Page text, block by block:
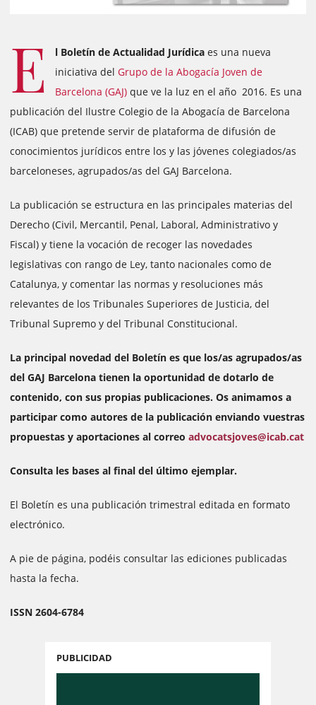
E l Boletín de Actualidad Jurídica es una nueva
iniciativa del Grupo de la Abogacía Joven de
Barcelona (GAJ) que ve la luz en el año 2016. Es una
publicación del Ilustre Colegio de la Abogacía de Barcelona
(ICAB) que pretende servir de plataforma de difusión de
conocimientos jurídicos entre los y las jóvenes colegiados/as
barceloneses, agrupados/as del GAJ Barcelona.
La publicación se estructura en las principales materias del
Derecho (Civil, Mercantil, Penal, Laboral, Administrativo y
Fiscal) y tiene la vocación de recoger las novedades
legislativas con rango de Ley, tanto nacionales como de
Catalunya, y comentar las normas y resoluciones más
relevantes de los Tribunales Superiores de Justicia, del
Tribunal Supremo y del Tribunal Constitucional.
La principal novedad del Boletín es que los/as agrupados/as
del GAJ Barcelona tienen la oportunidad de dotarlo de
contenido, con sus propias publicaciones. Os animamos a
participar como autores de la publicación enviando vuestras
propuestas y aportaciones al correo advocatsjoves@icab.cat
Consulta les bases al final del último ejemplar.
El Boletín es una publicación trimestral editada en formato
electrónico.
A pie de página, podéis consultar las ediciones publicadas
hasta la fecha.
ISSN 2604-6784
PUBLICIDAD